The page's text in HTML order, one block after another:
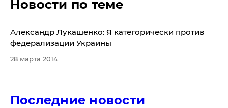
Новости по теме
Александр Лукашенко: Я категорически против
федерализации Украины
28 марта 2014
Последние новости